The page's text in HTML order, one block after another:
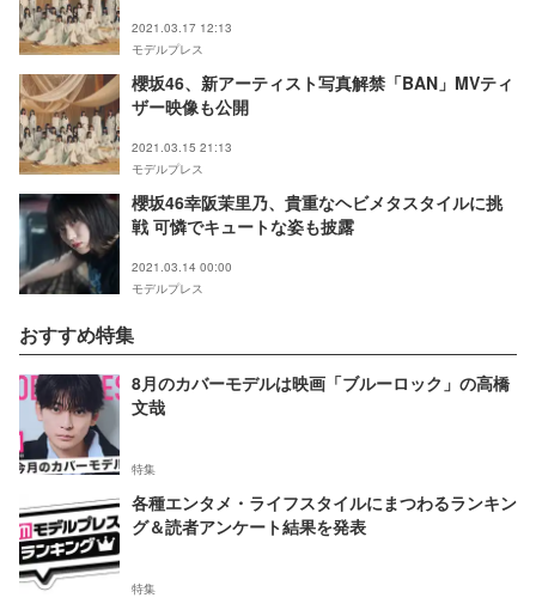
2021.03.17 12:13
モデルプレス
櫻坂46、新アーティスト写真解禁「BAN」MVティ
ザー映像も公開
2021.03.15 21:13
モデルプレス
櫻坂46幸阪茉里乃、貴重なヘビメタスタイルに挑
戦 可憐でキュートな姿も披露
2021.03.14 00:00
モデルプレス
おすすめ特集
8月のカバーモデルは映画「ブルーロック」の高橋
文哉
特集
各種エンタメ・ライフスタイルにまつわるランキン
グ＆読者アンケート結果を発表
特集